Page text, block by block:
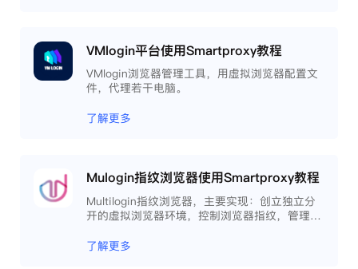
VMlogin平台使用Smartproxy教程
VMlogin浏览器管理工具，用虚拟浏览器配置文
件，代理若干电脑。
了解更多
Mulogin指纹浏览器使用Smartproxy教程
Multilogin指纹浏览器，主要实现：创立独立分
开的虚拟浏览器环境，控制浏览器指纹，管理多
程，开发网络自动化等。
了解更多